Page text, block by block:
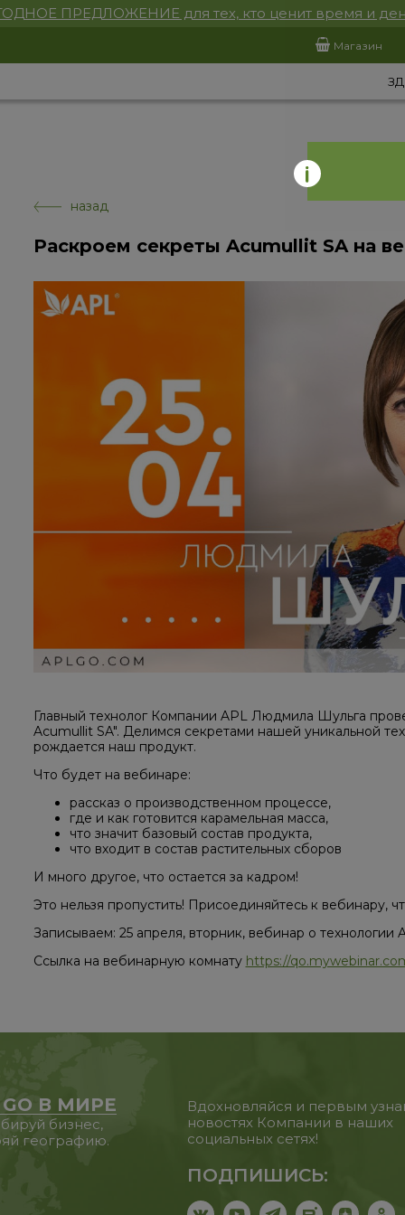
ПРЕДЛОЖЕНИЕ для тех, кто ценит время и
Магазин
назад
Раскроем секреты Acumullit SA на
Главный технолог Компании APL Людмила Шульга
Acumullit SA". Делимся секретами нашей уникальной
рождается наш продукт. ⠀
Что будет на вебинаре:
рассказ о производственном процессе,
где и как готовится карамельная масса,
что значит базовый состав продукта,
что входит в состав растительных сборов
И много другое, что остается за кадром! ⠀
Это нельзя пропустить! Присоединяйтесь к вебинару,
Записываем: 25 апреля, вторник, вебинар о технологии
Ссылка на вебинарную комнату https://
GO В МИРЕ
бизнес,
географию.
Вдохновляйся и первым
новостях Компании в наших
социальных сетях!
ПОДПИШИСЬ: